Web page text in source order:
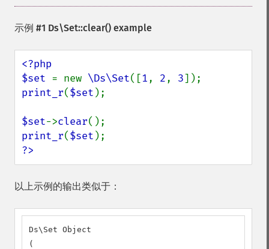
示例 #1 Ds\Set::clear() example
<?php
$set = new \Ds\Set([1, 2, 3
print_r($set );
$set->clear
print_r($set
?>
以上示例的输出类似于：
Ds\Set Object
(